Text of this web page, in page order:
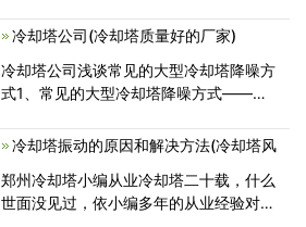
的动力费用高；风速小则塔体直径大对于
冷却塔公司(冷却塔质量好的厂家)
冷却塔公司浅谈常见的大型冷却塔降噪方
式1、常见的大型冷却塔降噪方式——选
冷却塔排气扇进排气口噪音，可在冷却塔
冷却塔振动的原因和解决方法(冷却塔风
郑州冷却塔小编从业冷却塔二十载，什么
世面没见过，依小编多年的从业经验对振